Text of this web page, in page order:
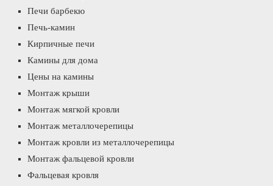
Печи барбекю
Печь-камин
Кирпичные печи
Камины для дома
Цены на камины
Монтаж крыши
Монтаж мягкой кровли
Монтаж металлочерепицы
Монтаж кровли из металлочерепицы
Монтаж фальцевой кровли
Фальцевая кровля